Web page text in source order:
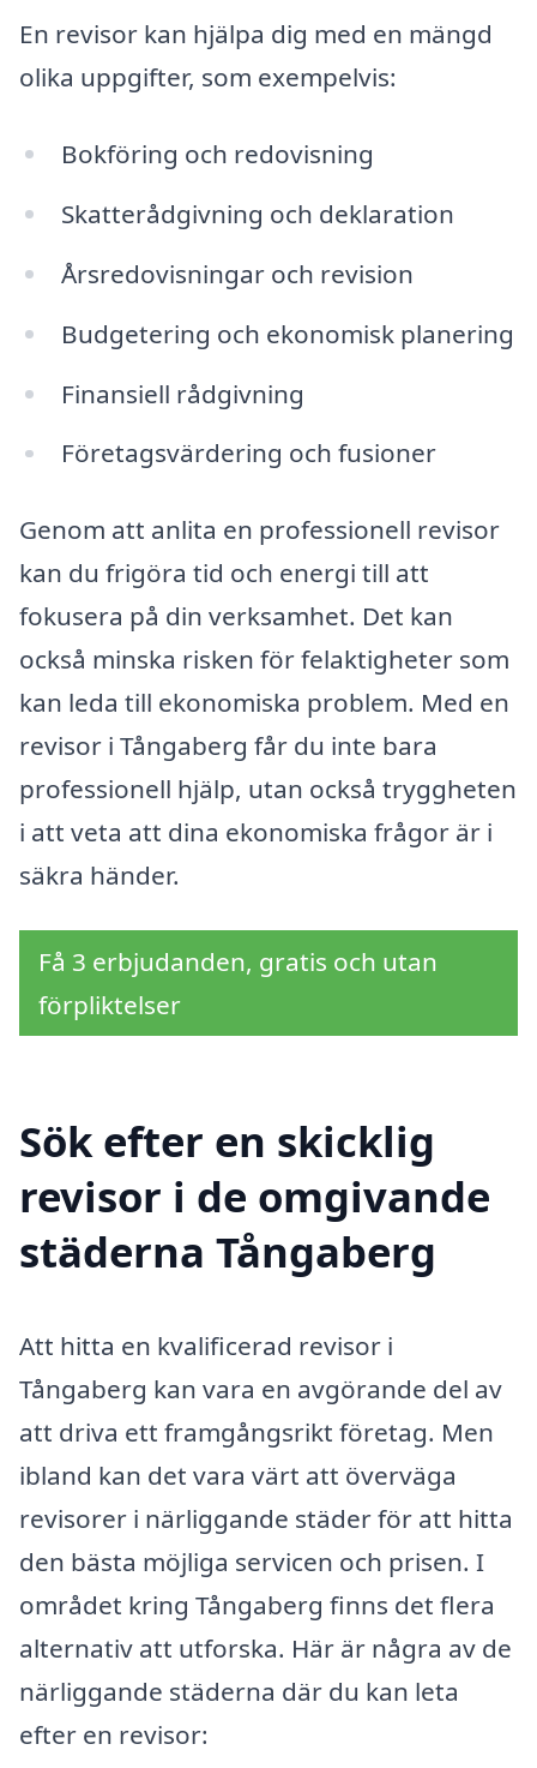
En revisor kan hjälpa dig med en mängd
olika uppgifter, som exempelvis:
Bokföring och redovisning
Skatterådgivning och deklaration
Årsredovisningar och revision
Budgetering och ekonomisk planering
Finansiell rådgivning
Företagsvärdering och fusioner
Genom att anlita en professionell revisor
kan du frigöra tid och energi till att
fokusera på din verksamhet. Det kan
också minska risken för felaktigheter som
kan leda till ekonomiska problem. Med en
revisor i Tångaberg får du inte bara
professionell hjälp, utan också tryggheten
i att veta att dina ekonomiska frågor är i
säkra händer.
Få 3 erbjudanden, gratis och utan
förpliktelser
Sök efter en skicklig
revisor i de omgivande
städerna Tångaberg
Att hitta en kvalificerad revisor i
Tångaberg kan vara en avgörande del av
att driva ett framgångsrikt företag. Men
ibland kan det vara värt att överväga
revisorer i närliggande städer för att hitta
den bästa möjliga servicen och prisen. I
området kring Tångaberg finns det flera
alternativ att utforska. Här är några av de
närliggande städerna där du kan leta
efter en revisor: